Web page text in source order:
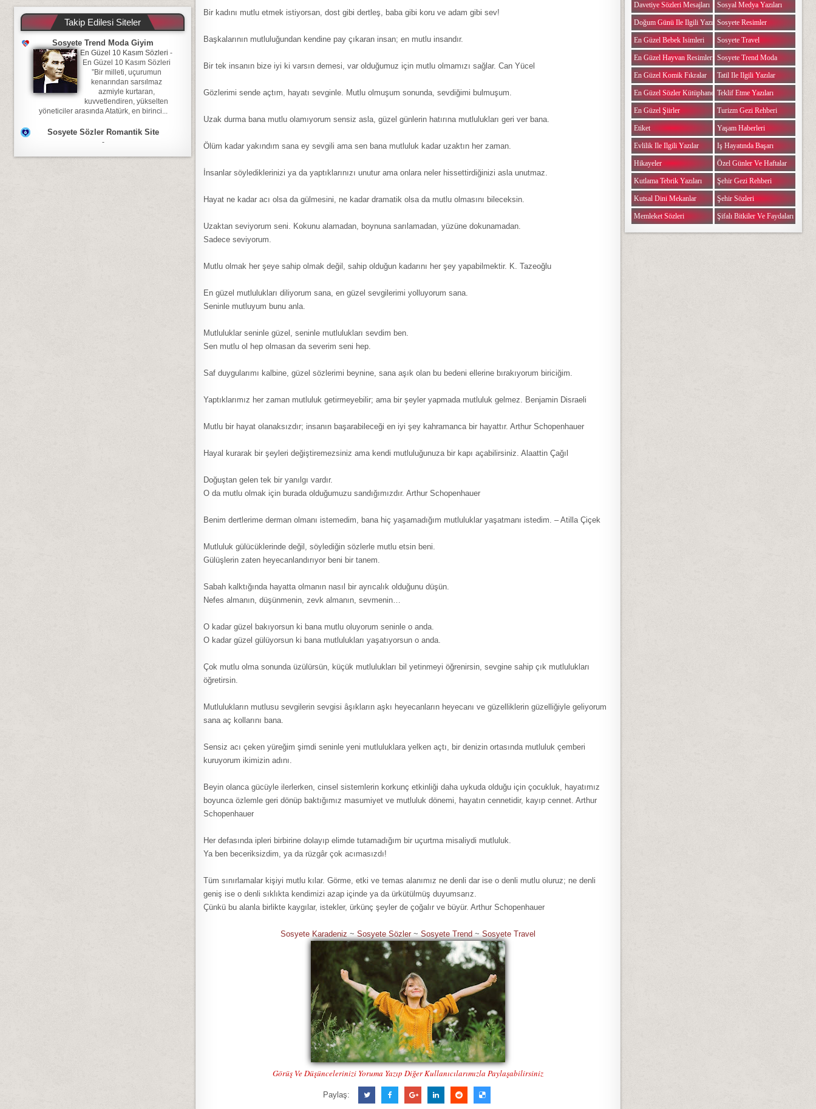
Bir kadını mutlu etmek istiyorsan, dost gibi dertleş, baba gibi koru ve adam gibi sev!
Başkalarının mutluluğundan kendine pay çıkaran insan; en mutlu insandır.
Bir tek insanın bize iyi ki varsın demesi, var olduğumuz için mutlu olmamızı sağlar. Can Yücel
Gözlerimi sende açtım, hayatı sevginle. Mutlu olmuşum sonunda, sevdiğimi bulmuşum.
Uzak durma bana mutlu olamıyorum sensiz asla, güzel günlerin hatırına mutlulukları geri ver bana.
Ölüm kadar yakındım sana ey sevgili ama sen bana mutluluk kadar uzaktın her zaman.
İnsanlar söylediklerinizi ya da yaptıklarınızı unutur ama onlara neler hissettirdiğinizi asla unutmaz.
Hayat ne kadar acı olsa da gülmesini, ne kadar dramatik olsa da mutlu olmasını bileceksin.
Uzaktan seviyorum seni. Kokunu alamadan, boynuna sarılamadan, yüzüne dokunamadan.
Sadece seviyorum.
Mutlu olmak her şeye sahip olmak değil, sahip olduğun kadarını her şey yapabilmektir. K. Tazeoğlu
En güzel mutlulukları diliyorum sana, en güzel sevgilerimi yolluyorum sana.
Seninle mutluyum bunu anla.
Mutluluklar seninle güzel, seninle mutlulukları sevdim ben.
Sen mutlu ol hep olmasan da severim seni hep.
Saf duygularımı kalbine, güzel sözlerimi beynine, sana aşık olan bu bedeni ellerine bırakıyorum biriciğim.
Yaptıklarımız her zaman mutluluk getirmeyebilir; ama bir şeyler yapmada mutluluk gelmez. Benjamin Disraeli
Mutlu bir hayat olanaksızdır; insanın başarabileceği en iyi şey kahramanca bir hayattır. Arthur Schopenhauer
Hayal kurarak bir şeyleri değiştiremezsiniz ama kendi mutluluğunuza bir kapı açabilirsiniz. Alaattin Çağıl
Doğuştan gelen tek bir yanılgı vardır.
O da mutlu olmak için burada olduğumuzu sandığımızdır. Arthur Schopenhauer
Benim dertlerime derman olmanı istemedim, bana hiç yaşamadığım mutluluklar yaşatmanı istedim. – Atilla Çiçek
Mutluluk gülücüklerinde değil, söylediğin sözlerle mutlu etsin beni.
Gülüşlerin zaten heyecanlandırıyor beni bir tanem.
Sabah kalktığında hayatta olmanın nasıl bir ayrıcalık olduğunu düşün.
Nefes almanın, düşünmenin, zevk almanın, sevmenin…
O kadar güzel bakıyorsun ki bana mutlu oluyorum seninle o anda.
O kadar güzel gülüyorsun ki bana mutlulukları yaşatıyorsun o anda.
Çok mutlu olma sonunda üzülürsün, küçük mutlulukları bil yetinmeyi öğrenirsin, sevgine sahip çık mutlulukları
öğretirsin.
Mutlulukların mutlusu sevgilerin sevgisi âşıkların aşkı heyecanların heyecanı ve güzelliklerin güzelliğiyle geliyorum
sana aç kollarını bana.
Sensiz acı çeken yüreğim şimdi seninle yeni mutluluklara yelken açtı, bir denizin ortasında mutluluk çemberi
kuruyorum ikimizin adını.
Beyin olanca gücüyle ilerlerken, cinsel sistemlerin korkunç etkinliği daha uykuda olduğu için çocukluk, hayatımız
boyunca özlemle geri dönüp baktığımız masumiyet ve mutluluk dönemi, hayatın cennetidir, kayıp cennet. Arthur
Schopenhauer
Her defasında ipleri birbirine dolayıp elimde tutamadığım bir uçurtma misaliydi mutluluk.
Ya ben beceriksizdim, ya da rüzgâr çok acımasızdı!
Tüm sınırlamalar kişiyi mutlu kılar. Görme, etki ve temas alanımız ne denli dar ise o denli mutlu oluruz; ne denli
geniş ise o denli sıklıkta kendimizi azap içinde ya da ürkütülmüş duyumsarız.
Çünkü bu alanla birlikte kaygılar, istekler, ürkünç şeyler de çoğalır ve büyür. Arthur Schopenhauer
Sosyete Karadeniz ~ Sosyete Sözler ~ Sosyete Trend ~ Sosyete Travel
Görüş Ve Düşüncelerinizi Yoruma Yazıp Diğer Kullanıcılarımızla Paylaşabilirsiniz
Paylaş:
Takip Edilesi Siteler
Sosyete Trend Moda Giyim
En Güzel 10 Kasım Sözleri -
En Güzel 10 Kasım Sözleri
”Bir milleti, uçurumun
kenarından sarsılmaz
azmiyle kurtaran,
kuvvetlendiren, yükselten
yöneticiler arasında Atatürk, en birinci...
Sosyete Sözler Romantik Site
-
Davetiye Sözleri Mesajları
Doğum Günü Ile Ilgili Yazılar
En Güzel Bebek Isimleri
En Güzel Hayvan Resimleri
En Güzel Komik Fıkralar
En Güzel Sözler Kütüphanesi
En Güzel Şiirler
Etiket
Evlilik Ile Ilgili Yazılar
Hikayeler
Kutlama Tebrik Yazıları
Kutsal Dini Mekanlar
Memleket Sözleri
Sosyal Medya Yazıları
Sosyete Resimler
Sosyete Travel
Sosyete Trend Moda
Tatil Ile Ilgili Yazılar
Teklif Etme Yazıları
Turizm Gezi Rehberi
Yaşam Haberleri
Iş Hayatında Başarı
Özel Günler Ve Haftalar
Şehir Gezi Rehberi
Şehir Sözleri
Şifalı Bitkiler Ve Faydaları